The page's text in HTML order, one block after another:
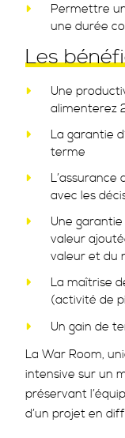
Permettre
une durée
Les
Une
alimenterez
La garantie
terme
avec les
Une
valeur
valeur et du
La maîtrise
(activité de
Un gain de
La War Room,
intensive sur un
préservant
d’un projet en